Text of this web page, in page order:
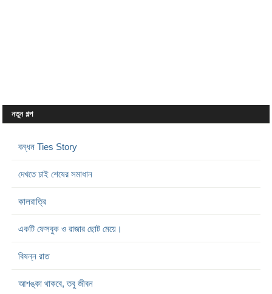
নতুন গল্প
বন্ধন Ties Story
দেখতে চাই শেষের সমাধান
কালরাত্রি
একটি ফেসবুক ও রাজার ছোট মেয়ে।
বিষন্ন রাত
আশঙ্কা থাকবে, তবু জীবন